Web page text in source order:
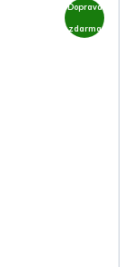
Doprava
zdarma